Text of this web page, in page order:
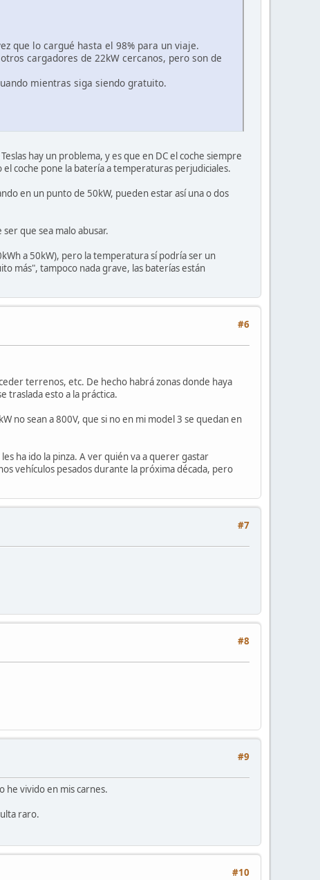
que lo cargué hasta el 98% para un viaje.
cargadores de 22kW cercanos, pero son de
mientras siga siendo gratuito.
hay un problema, y es que en DC el coche siempre
coche pone la batería a temperaturas perjudiciales.
en un punto de 50kW, pueden estar así una o dos
que sea malo abusar.
a 50kW), pero la temperatura sí podría ser un
más", tampoco nada grave, las baterías están
#6
terrenos, etc. De hecho habrá zonas donde haya
traslada esto a la práctica.
no sean a 800V, que si no en mi model 3 se quedan en
ha ido la pinza. A ver quién va a querer gastar
vehículos pesados durante la próxima década, pero
#7
#8
#9
he vivido en mis carnes.
raro.
#10